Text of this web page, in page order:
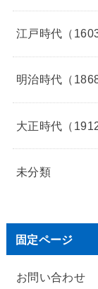
江戸時代（1603
明治時代（1868
大正時代（1912
未分類
固定ページ
お問い合わせ